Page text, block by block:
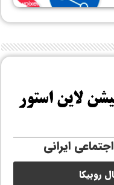
ایرانی
روبیکا